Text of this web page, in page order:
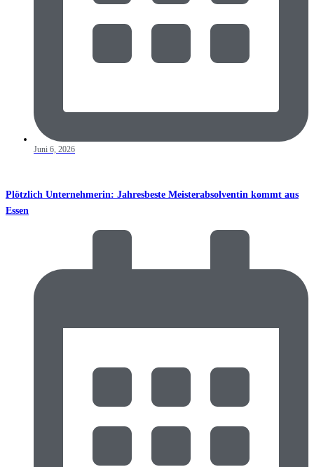
Juni 6, 2026
Plötzlich Unternehmerin: Jahresbeste Meisterabsolventin kommt aus
Essen